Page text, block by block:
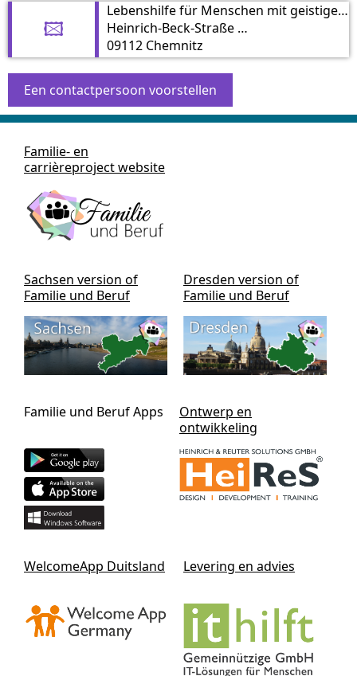
🖾
Lebenshilfe für Menschen mit geistiger Behinderung e.V. Landesverband Sachsen
Heinrich-Beck-Straße 47
09112 Chemnitz
Een contactpersoon voorstellen
Familie- en
carrièreproject website
Sachsen version of
Familie und Beruf
Dresden version of
Familie und Beruf
Familie und Beruf Apps
Ontwerp en
ontwikkeling
WelcomeApp Duitsland Levering en advies